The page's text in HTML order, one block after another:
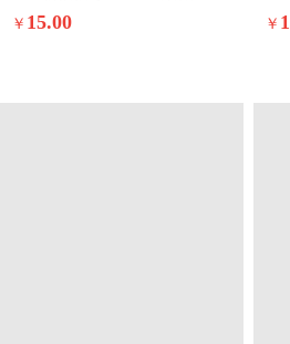
￥ 15.00
￥